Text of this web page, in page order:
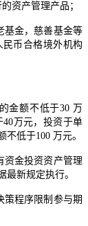
资产管理产品；
基金，慈善基金等
币合格境外机构
金额不低于30 万
万元，投资于单
低于100 万元。
资金投资资产管理
最新规定执行。
策程序限制参与期